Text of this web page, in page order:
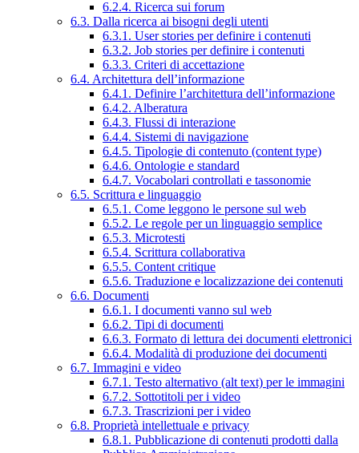
6.2.4. Ricerca sui forum
6.3. Dalla ricerca ai bisogni degli utenti
6.3.1. User stories per definire i contenuti
6.3.2. Job stories per definire i contenuti
6.3.3. Criteri di accettazione
6.4. Architettura dell’informazione
6.4.1. Definire l’architettura dell’informazione
6.4.2. Alberatura
6.4.3. Flussi di interazione
6.4.4. Sistemi di navigazione
6.4.5. Tipologie di contenuto (content type)
6.4.6. Ontologie e standard
6.4.7. Vocabolari controllati e tassonomie
6.5. Scrittura e linguaggio
6.5.1. Come leggono le persone sul web
6.5.2. Le regole per un linguaggio semplice
6.5.3. Microtesti
6.5.4. Scrittura collaborativa
6.5.5. Content critique
6.5.6. Traduzione e localizzazione dei contenuti
6.6. Documenti
6.6.1. I documenti vanno sul web
6.6.2. Tipi di documenti
6.6.3. Formato di lettura dei documenti elettronici
6.6.4. Modalità di produzione dei documenti
6.7. Immagini e video
6.7.1. Testo alternativo (alt text) per le immagini
6.7.2. Sottotitoli per i video
6.7.3. Trascrizioni per i video
6.8. Proprietà intellettuale e privacy
6.8.1. Pubblicazione di contenuti prodotti dalla